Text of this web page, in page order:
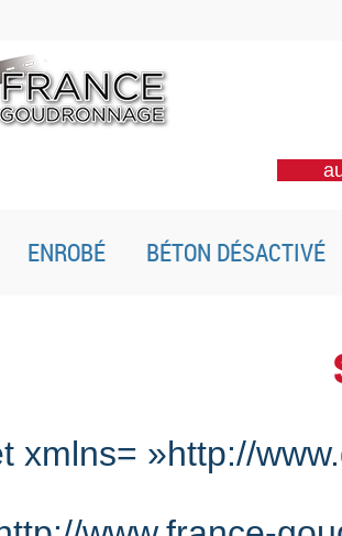
ENROBÉ BÉTON DÉSACTIVÉ
xmlns= »http://